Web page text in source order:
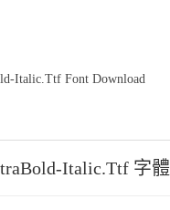
Italic.Ttf Font Download
Italic.Ttf 字